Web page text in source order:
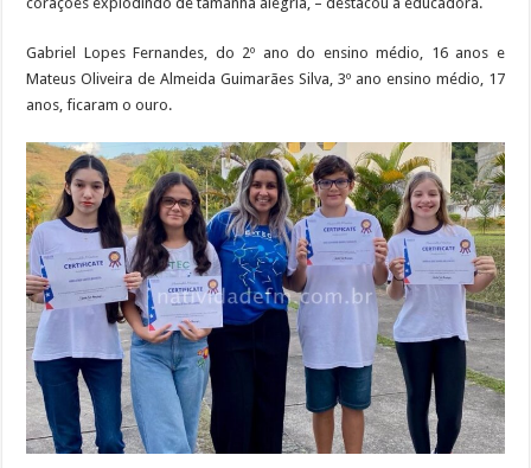
Gabriel Lopes Fernandes, do 2º ano do ensino médio, 16 anos e
Mateus Oliveira de Almeida Guimarães Silva, 3º ano ensino médio, 17
anos, ficaram o ouro.